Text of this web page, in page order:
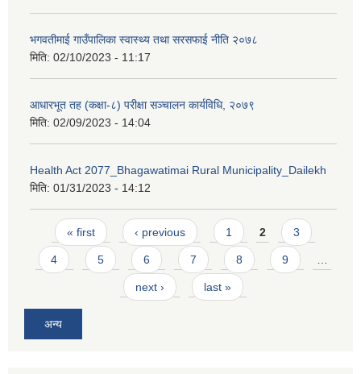
भगवतीमाई गाउँपालिका स्वास्थ्य तथा सरसफाई नीति २०७८
मिति: 02/10/2023 - 11:17
आधारभूत तह (कक्षा-८) परीक्षा सञ्चालन कार्यविधि, २०७९
मिति: 02/09/2023 - 14:04
Health Act 2077_Bhagawatimai Rural Municipality_Dailekh
मिति: 01/31/2023 - 14:12
Pages
« first ‹ previous 1 2 3
4 5 6 7 8 9
next › last »
अन्य